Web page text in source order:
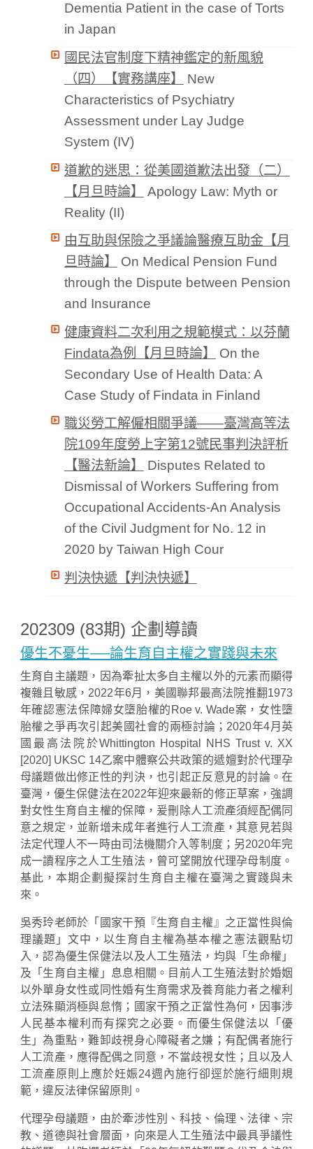
Dementia Patient in the case of Torts
in Japan
國民法官制度下精神鑑定的新風貌
（四）【實務講座】
New
Characteristics of Psychiatry
Assessment under Lay Judge
System (IV)
道歉的迷思：從美國道歉法出發（二）
【月旦時論】
Apology Law: Myth or
Reality (II)
由互助與保險之爭議論醫療互助金【月
旦時論】
On Medical Pension Fund
through the Dispute between Pension
and Insurance
健康資料二次利用之規範模式：以芬蘭
Findata為例【月旦時論】
On the
Secondary Use of Health Data: A
Case Study of Findata in Finland
職災勞工解僱相關爭議——臺灣高等法
院109年度勞上字第12號民事判決評析
【醫法新論】
Disputes Related to
Dismissal of Ｗorkers Suffering from
Occupational Accidents-An Analysis
of the Civil Judgment for No. 12 in
2020 by Taiwan High Cour
判決快遞【判決快遞】
202309 (83期) 企劃導讀
優生不憂生──論生育自主權之實踐與未來
生育自主議題，因為牽扯太多自主權以外的元素而顯得
複雜且敏感，2022年6月，美國聯邦最高法院推翻1973
年確認憲法保障婦女墮胎權的Roe v. Wade案，女性墮
胎權之爭再次引起美國社會的兩極討論；2020年4月英
國最高法院於Whittington Hospital NHS Trust v. XX
[2020] UKSC 14乙案中體察公共政策的遞嬗對於代理孕
母議題做出修正性的判決，也引起正反意見的討論。在
臺灣，優生保健法在2022年迎來最新的修正草案，強調
對女性生育自主權的保障，爰刪除人工流產須經配偶同
意之規定，並新增未成年者進行人工流產，其意見若與
法定代理人不一時由司法機關介入等制度；另2020年完
成一讀程序之人工生殖法，曾可望開放代理孕母制度。
基此，本期企劃擬探討生育自主權在臺灣之實踐與未
來。
吳秀玲老師於「國家干預『生育自主權』之正當性與倫
理議題」文中，以生育自主權為基本權之憲法觀點切
入，認為優生保健法以及人工生殖法，均與「生命權」
及「生育自主權」息息相關。目前人工生殖法對於婚姻
以外單身女性或同性婚有生育需求及養育能力者之權利
立法殊顯消極與怠惰；國家干預之正當性為何，因事涉
人民基本權利而有探究之必要。而優生保健法以「優
生」為重點，難卸歧視身心障礙者之嫌；有配偶者施行
人工流產，應得配偶之同意，不當歧視女性；且以及人
工流產原則上應於妊娠24週內施行卻逕於施行細則規
範，違反法律保留原則。
代理孕母議題，由於牽涉性別、科技、倫理、法律、宗
教、道德與社會層面，向來是人工生殖法中最具爭議性